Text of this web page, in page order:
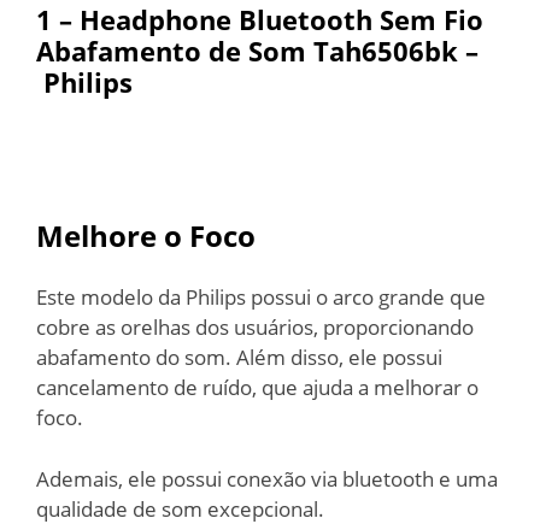
1 – Headphone Bluetooth Sem Fio
Abafamento de Som Tah6506bk –
Philips
Melhore o Foco
Este modelo da Philips possui o arco grande que
cobre as orelhas dos usuários, proporcionando
abafamento do som. Além disso, ele possui
cancelamento de ruído, que ajuda a melhorar o
foco.
Ademais, ele possui conexão via bluetooth e uma
qualidade de som excepcional.